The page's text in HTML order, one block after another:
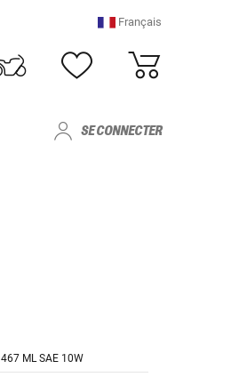
Français
SE CONNECTER
467 ML SAE 10W